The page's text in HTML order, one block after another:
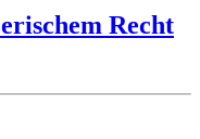
Recht